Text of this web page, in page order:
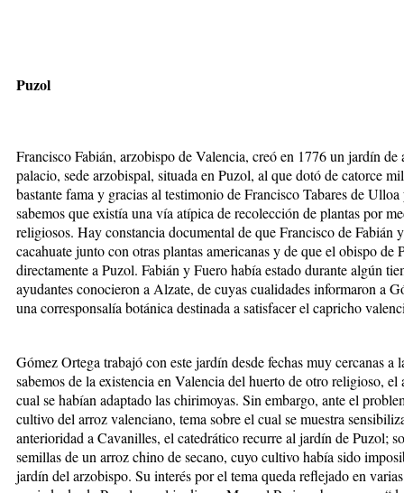
Puzol
Francisco Fabián, arzobispo de Valencia, creó en 1776 un jardín de
palacio, sede arzobispal, situada en Puzol, al que dotó de catorce
bastante fama y gracias al testimonio de Francisco Tabares de
sabemos que existía una vía atípica de recolección de plantas por
religiosos. Hay constancia documental de que Francisco de Fabián
cacahuate junto con otras plantas americanas y de que el obispo de
directamente a Puzol. Fabián y Fuero había estado durante algún
ayudantes conocieron a Alzate, de cuyas cualidades informaron a
una corresponsalía botánica destinada a satisfacer el capricho
Gómez Ortega trabajó con este jardín desde fechas muy cercanas
sabemos de la existencia en Valencia del huerto de otro religioso,
cual se habían adaptado las chirimoyas. Sin embargo, ante el
cultivo del arroz valenciano, tema sobre el cual se muestra
anterioridad a Cavanilles, el catedrático recurre al jardín de Puzol;
semillas de un arroz chino de secano, cuyo cultivo había sido
jardín del arzobispo. Su interés por el tema queda reflejado en